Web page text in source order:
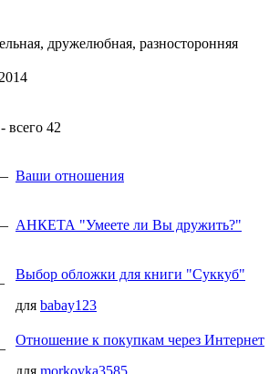
дружелюбная, разносторонняя
всего 42
Ваши отношения
АНКЕТА "Умеете ли Вы дружить?"
Выбор обложки для книги "Суккуб"
для babay123
Отношение к покупкам через Интернет
для morkovka3585